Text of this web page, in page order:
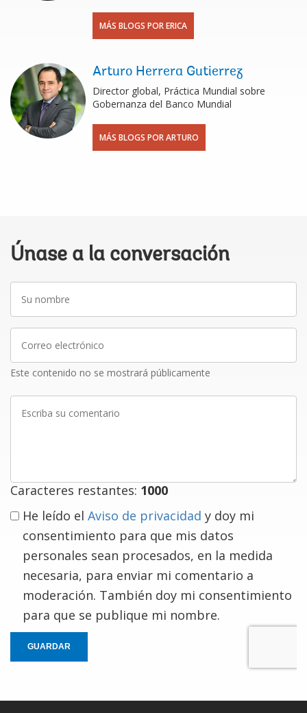
MÁS BLOGS POR ERICA
Arturo Herrera Gutierrez
Director global, Práctica Mundial sobre
Gobernanza del Banco Mundial
MÁS BLOGS POR ARTURO
Únase a la conversación
nombre
electrónico
Este contenido no se mostrará públicamente
Caracteres restantes: 1000
He leído el Aviso de privacidad y doy mi
consentimiento para que mis datos
personales sean procesados, en la medida
necesaria, para enviar mi comentario a
moderación. También doy mi consentimiento
para que se publique mi nombre.
GUARDAR